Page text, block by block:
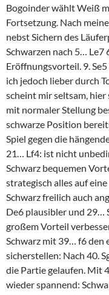
Bogoinder wählt Weiß
Fortsetzung. Nach
nebst Sichern des
Schwarzen nach 5… Le7
Eröffnungsvorteil. 9.
ich jedoch lieber durch
scheint mir seltsam, hier
mit normaler Stellung
schwarze Position
Spiel gegen die
21… Lf4: ist nicht
Schwarz bequemen
strategisch alles auf
Schwarz freilich auch
De6 plausibler und 29…
großem Vorteil
Schwarz mit 39… f6 den
sicherstellen: Nach 40.
die Partie gelaufen. Mit
wieder spannend: